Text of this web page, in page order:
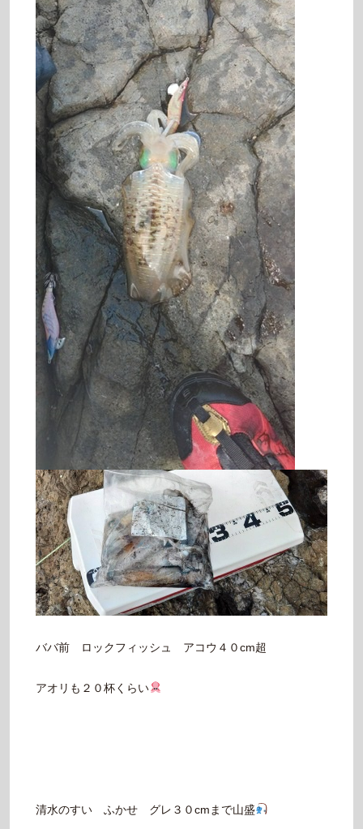
ババ前 ロックフィッシュ アコウ４０cm超
アオリも２０杯くらい
清水のすい ふかせ グレ３０cmまで山盛